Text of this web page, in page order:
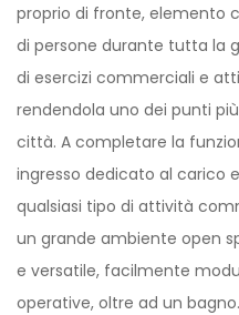
proprio di fronte, elemento
di persone durante tutta la
di esercizi commerciali e
rendendola uno dei punti
città. A completare la
ingresso dedicato al carico
qualsiasi tipo di attività
un grande ambiente open
e versatile, facilmente
operative, oltre ad un